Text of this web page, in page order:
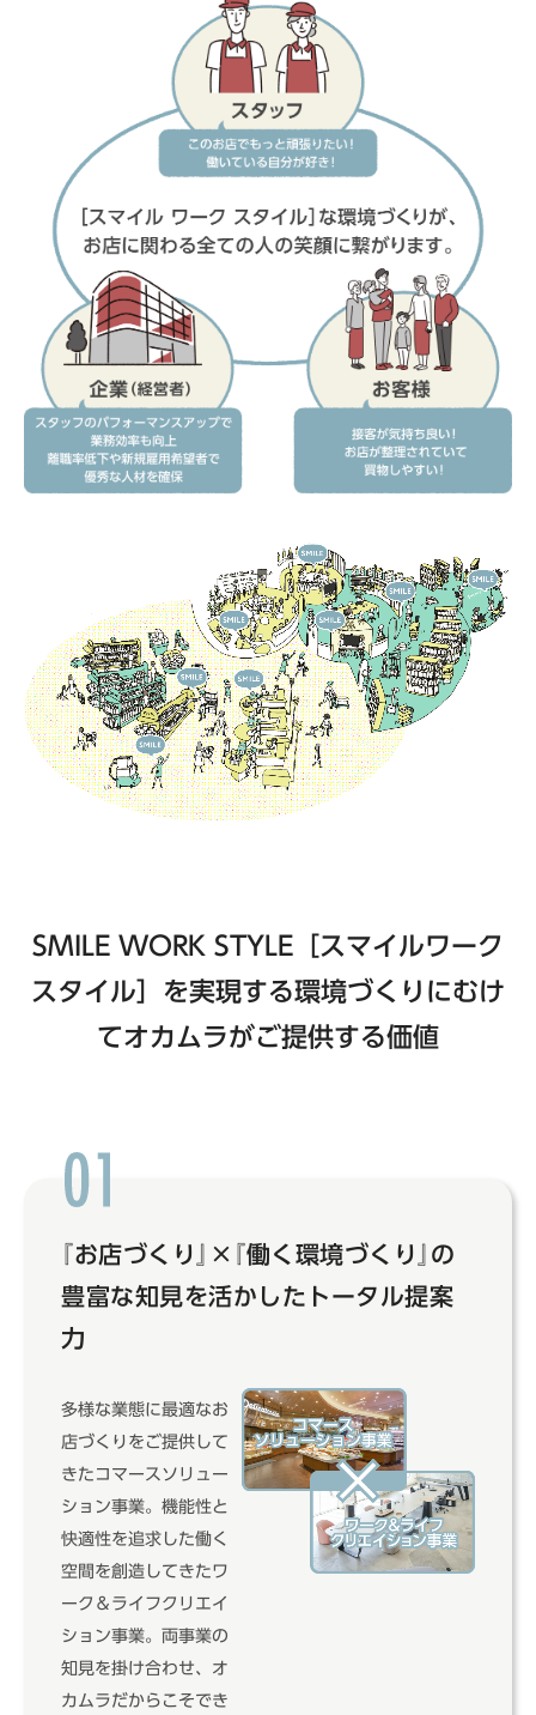
SMILE WORK STYLE［スマイルワーク
スタイル］を実現する環境づくりにむけ
てオカムラがご提供する価値
『お店づくり』×『働く環境づくり』の
豊富な知見を活かしたトータル提案
力
多様な業態に最適なお
店づくりをご提供して
きたコマースソリュー
ション事業。機能性と
快適性を追求した働く
空間を創造してきたワ
ーク＆ライフクリエイ
ション事業。両事業の
知見を掛け合わせ、オ
カムラだからこそでき